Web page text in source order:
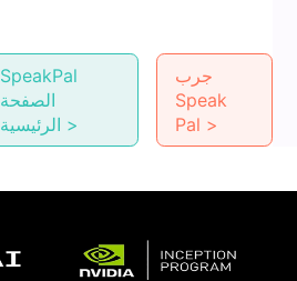
SpeakPal
الصفحة
الرئيسية >
جرب
Speak
Pal >